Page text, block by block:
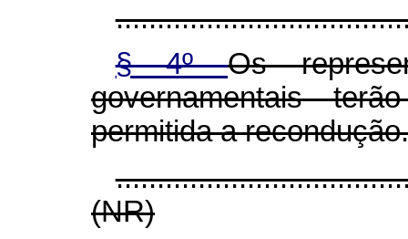
§ 4ºOs
governamentais
permitida a recondução.
(NR)